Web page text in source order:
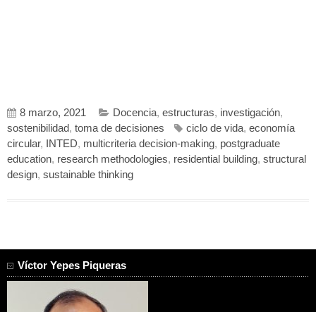
8 marzo, 2021 Docencia, estructuras, investigación,
sostenibilidad, toma de decisiones ciclo de vida, economía
circular, INTED, multicriteria decision-making, postgraduate
education, research methodologies, residential building, structural
design, sustainable thinking
Víctor Yepes Piqueras